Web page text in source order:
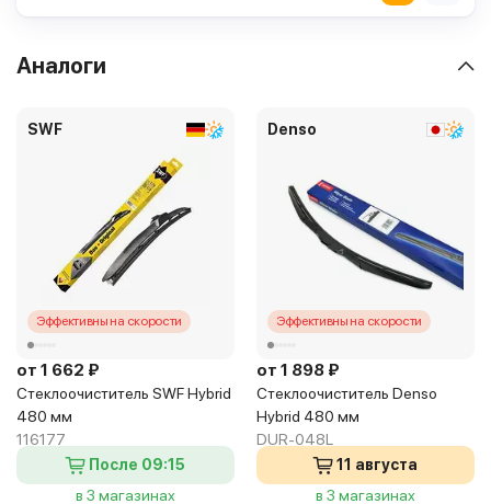
Аналоги
SWF
Эффективны на скорости
от 1 662 ₽
Стеклоочиститель SWF Hybrid
480 мм
116177
После 09:15
в 3 магазинах
Denso
Эффективны на скорости
от 1 898 ₽
Стеклоочиститель Denso
Hybrid 480 мм
DUR-048L
11 августа
в 3 магазинах